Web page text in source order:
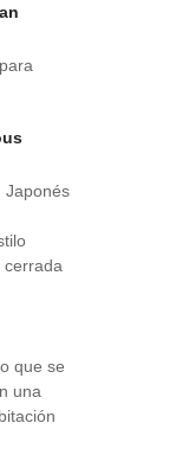
Japonés
cerrada
que se
una